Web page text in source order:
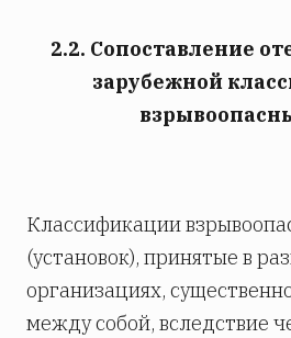
2.2. Сопоставление
зарубежной
Классификации
(установок), принятые в
организациях,
между собой, вследствие